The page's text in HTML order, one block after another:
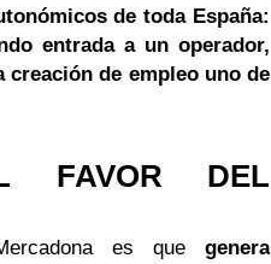
de toda España:
entrada a un operador,
creación de empleo uno de
FAVOR DEL
es que genera